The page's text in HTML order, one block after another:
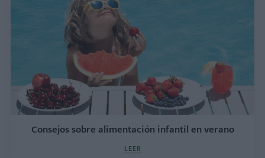
Consejos sobre alimentación infantil en verano
LEER